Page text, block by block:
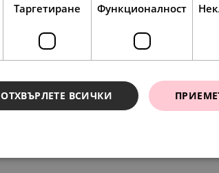
Таргетиране Функционалност
ОТХВЪРЛЕТЕ ВСИЧКИ